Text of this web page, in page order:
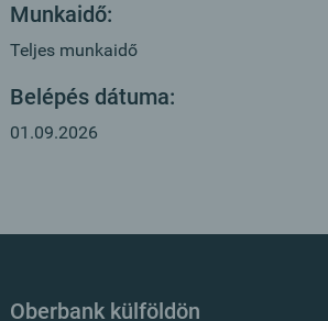
Munkaidő:
Teljes munkaidő
Belépés dátuma:
01.09.2026
Oberbank külföldön